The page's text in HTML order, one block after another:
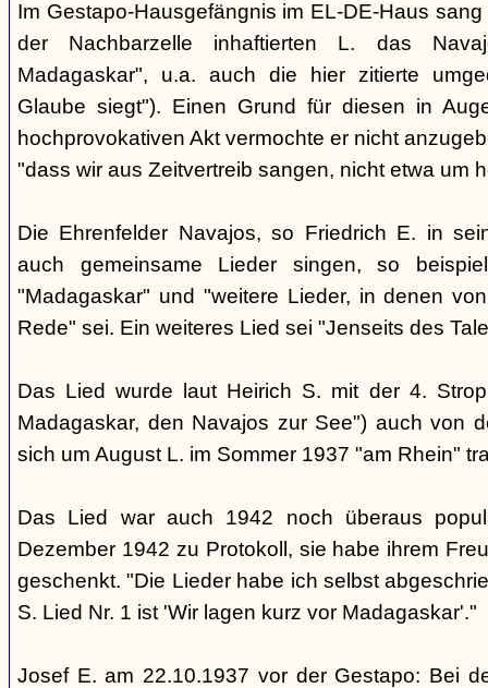
Im Gestapo-Hausgefängnis im EL-DE-Haus
der Nachbarzelle inhaftierten L. das
Madagaskar", u.a. auch die hier zitierte
Glaube siegt"). Einen Grund für diesen in
hochprovokativen Akt vermochte er nicht
"dass wir aus Zeitvertreib sangen, nicht etwa um
Die Ehrenfelder Navajos, so Friedrich E. in
auch gemeinsame Lieder singen, so
"Madagaskar" und "weitere Lieder, in denen
Rede" sei. Ein weiteres Lied sei "Jenseits des
Das Lied wurde laut Heirich S. mit der 4.
Madagaskar, den Navajos zur See") auch von
sich um August L. im Sommer 1937 "am Rhein"
Das Lied war auch 1942 noch überaus
Dezember 1942 zu Protokoll, sie habe ihrem
geschenkt. "Die Lieder habe ich selbst
S. Lied Nr. 1 ist 'Wir lagen kurz vor Madagaskar'."
Josef E. am 22.10.1937 vor der Gestapo: Bei